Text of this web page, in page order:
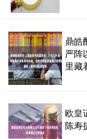
鼎皓
严阵
里藏
欧皇
陈寿